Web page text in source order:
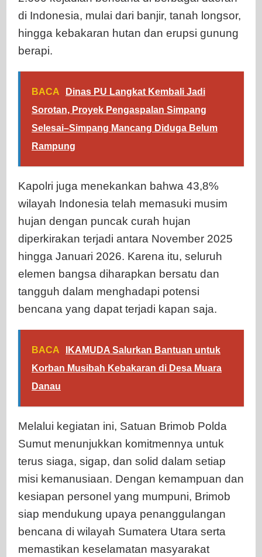
di Indonesia, mulai dari banjir, tanah longsor,
hingga kebakaran hutan dan erupsi gunung
berapi.
BACA
Dinas PU Langkat Kembali Jadi
Sorotan, Proyek Pengaspalan Simpang
Selesai–Simpang Mancang Diduga Belum
Rampung
Kapolri juga menekankan bahwa 43,8%
wilayah Indonesia telah memasuki musim
hujan dengan puncak curah hujan
diperkirakan terjadi antara November 2025
hingga Januari 2026. Karena itu, seluruh
elemen bangsa diharapkan bersatu dan
tangguh dalam menghadapi potensi
bencana yang dapat terjadi kapan saja.
BACA
IKAMUDA Salurkan Bantuan untuk
Korban Musibah Kebakaran di Desa Muara
Danau
Melalui kegiatan ini, Satuan Brimob Polda
Sumut menunjukkan komitmennya untuk
terus siaga, sigap, dan solid dalam setiap
misi kemanusiaan. Dengan kemampuan dan
kesiapan personel yang mumpuni, Brimob
siap mendukung upaya penanggulangan
bencana di wilayah Sumatera Utara serta
memastikan keselamatan masyarakat